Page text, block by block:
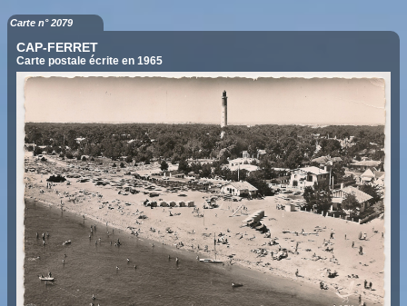
Carte n° 2079
CAP-FERRET
Carte postale écrite en 1965